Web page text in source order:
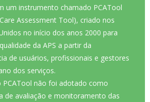
um instrumento chamado PCATool
Assessment Tool), criado nos
no início dos anos 2000 para
da APS a partir da
de usuários, profissionais e gestores
dos serviços.
PCATool não foi adotado como
de avaliação e monitoramento das